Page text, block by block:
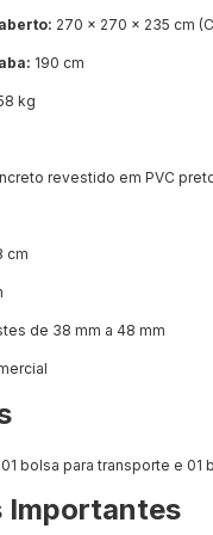
270 x 270 x 235 cm
190 cm
kg
revestido em PVC
cm
de 38 mm a 48 mm
bolsa para transporte e 01
Importantes